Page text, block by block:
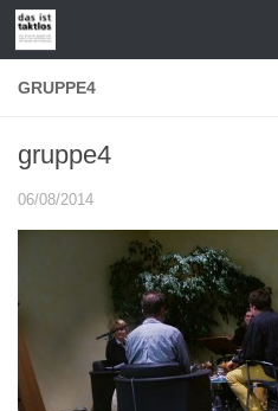
Zum Inhalt springen
GRUPPE4
gruppe4
06/08/2014